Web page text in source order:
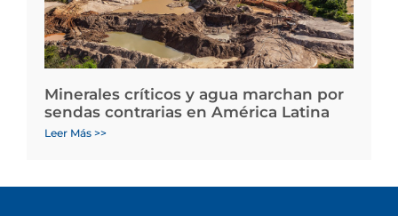
Minerales críticos y agua marchan por
sendas contrarias en América Latina
Leer Más >>